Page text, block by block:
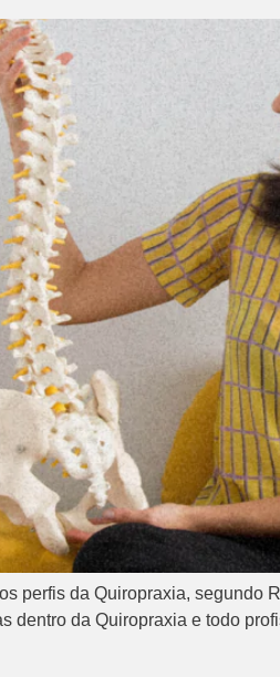
perfis da Quiropraxia,
dentro da Quiropraxia e todo